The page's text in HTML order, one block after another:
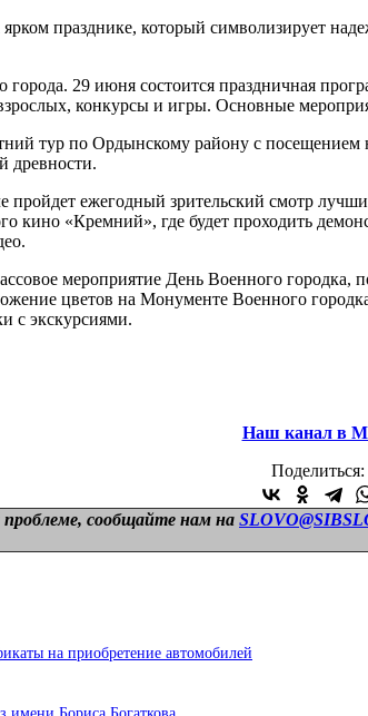
празднике, который символизирует
29 июня состоится праздничная
конкурсы и игры. Основные
тур по Ордынскому району с посещением
древности.
ежегодный зрительский смотр
кино «Кремний»‌, где будет проходить
мероприятие День Военного
цветов на Монументе Военного
с экскурсиями.
Наш канал в
Поделиться:
сообщайте нам на
на приобретение автомобилей